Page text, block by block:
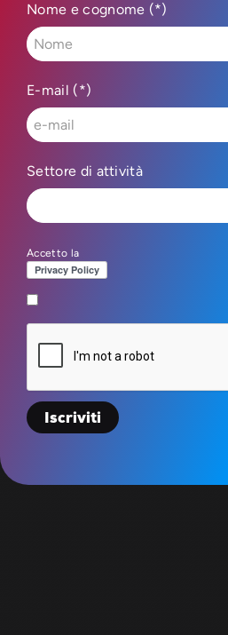
Nome e cognome (*)
E-mail (*)
Settore di attività
Accetto la